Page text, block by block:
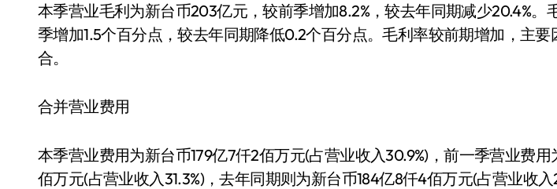
本季营业毛利为新台币203亿元，较前季增加8.2%，较去年同期减少20.4%。
季增加1.5个百分点，较去年同期降低0.2个百分点。毛利率较前期增加，主要
合。
合并营业费用
本季营业费用为新台币179亿7仟2佰万元(占营业收入30.9%)，前一季营业费用
佰万元(占营业收入31.3%)，去年同期则为新台币184亿8仟4佰万元(占营业收入